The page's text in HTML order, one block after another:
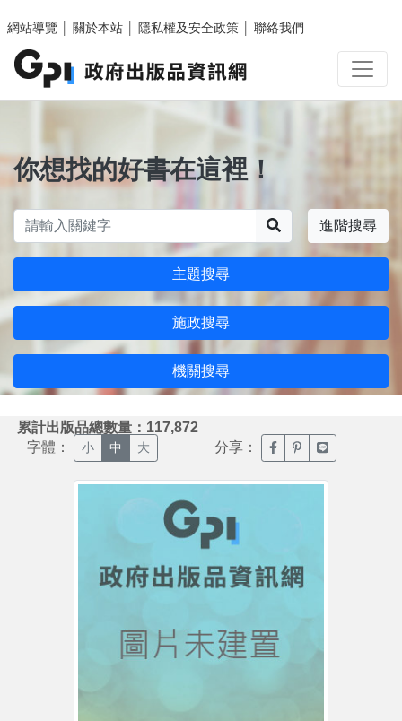
網站導覽
關於本站 隱私權及安全政策 聯絡我們
你想找的好書在這裡！
進階搜尋
主題搜尋
施政搜尋
機關搜尋
累計出版品總數量：117,872
字體： 小 中 大 分享： 臉書分享(另開新視窗)
噗浪分享(另開新
Line分享(另